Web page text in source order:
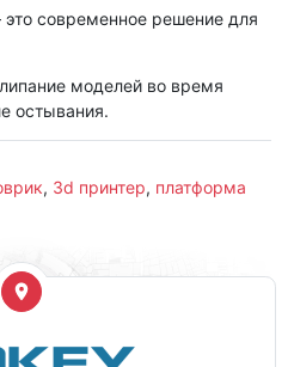
современное решение для
моделей во время
остывания.
, 3d принтер, платформа